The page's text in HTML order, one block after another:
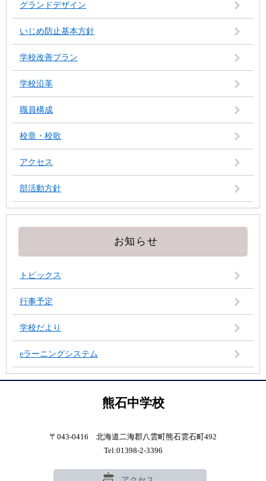
グランドデザイン
いじめ防止基本方針
学校改善プラン
学校沿革
職員構成
校章・校歌
アクセス
部活動方針
お知らせ
トピックス
行事予定
学校だより
eラーニングシステム
熊石中学校
〒043-0416 北海道二海郡八雲町熊石雲石町492
Tel:01398-2-3396